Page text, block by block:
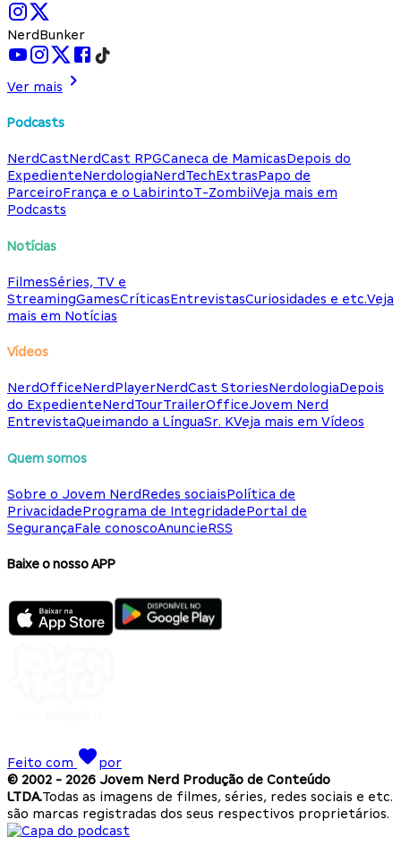
NerdBunker
Ver mais
Podcasts
NerdCastNerdCast RPGCaneca de MamicasDepois do
ExpedienteNerdologiaNerdTechExtrasPapo de
ParceiroFrança e o LabirintoT-ZombiiVeja mais em
Podcasts
Notícias
FilmesSéries, TV e
StreamingGamesCríticasEntrevistasCuriosidades e etc.Veja
mais em Notícias
Vídeos
NerdOfficeNerdPlayerNerdCast StoriesNerdologiaDepois
do ExpedienteNerdTourTrailerOfficeJovem Nerd
EntrevistaQueimando a LínguaSr. KVeja mais em Vídeos
Quem somos
Sobre o Jovem NerdRedes sociaisPolítica de
PrivacidadePrograma de IntegridadePortal de
SegurançaFale conoscoAnuncieRSS
Baixe o nosso APP
Feito com
por
© 2002 - 2026 Jovem Nerd Produção de Conteúdo
LTDA.Todas as imagens de filmes, séries, redes sociais e etc.
são marcas registradas dos seus respectivos proprietários.